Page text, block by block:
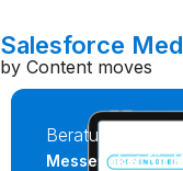
Salesforce
by Content moves
Messepaket für